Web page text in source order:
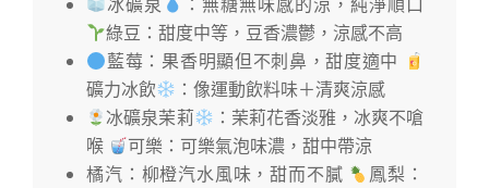
綠豆：甜度中等，豆香濃鬱，涼感不高
藍莓：果香明顯但不刺鼻，甜度適中
礦力冰飲
：像運動飲料味＋清爽涼感
冰礦泉茉莉
：茉莉花香淡雅，冰爽不嗆
喉
可樂：可樂氣泡味濃，甜中帶涼
橘汽：柳橙汽水風味，甜而不膩
鳳梨：